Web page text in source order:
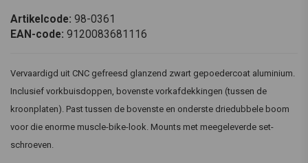
Artikelcode: 98-0361
EAN-code: 9120083681116
Vervaardigd uit CNC gefreesd glanzend zwart gepoedercoat aluminium.
Inclusief vorkbuisdoppen, bovenste vorkafdekkingen (tussen de
kroonplaten). Past tussen de bovenste en onderste driedubbele boom
voor die enorme muscle-bike-look. Mounts met meegeleverde set-
schroeven.